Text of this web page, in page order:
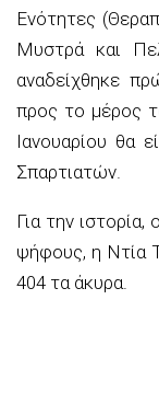
Ενότητες
Μυστρά και
αναδείχθηκε
προς το μέρος
Ιανουαρίου θα
Σπαρτιατών.
Για την
ψήφους, η Ντία
404 τα άκυρα.